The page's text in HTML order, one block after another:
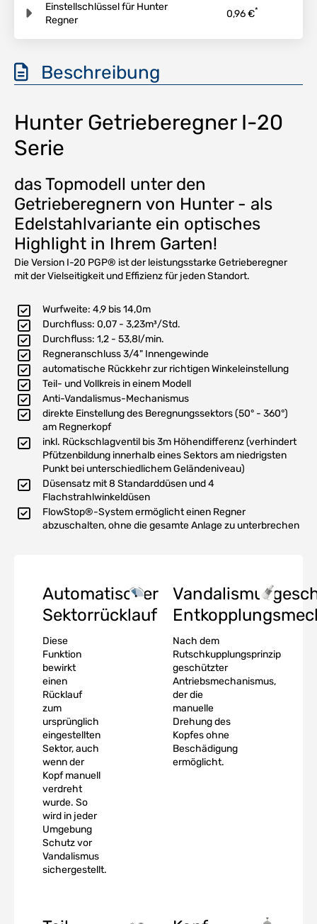
Einstellschlüssel für Hunter
Regner
0,96 €*
Beschreibung
Hunter Getrieberegner I-20
Serie
das Topmodell unter den
Getrieberegnern von Hunter - als
Edelstahlvariante ein optisches
Highlight in Ihrem Garten!
Die Version I-20 PGP® ist der leistungsstarke Getrieberegner
mit der Vielseitigkeit und Effizienz für jeden Standort.
Wurfweite: 4,9 bis 14,0m
Durchfluss: 0,07 - 3,23m³/Std.
Durchfluss: 1,2 - 53,8l/min.
Regneranschluss 3/4" Innengewinde
automatische Rückkehr zur richtigen Winkeleinstellung
Teil- und Vollkreis in einem Modell
Anti-Vandalismus-Mechanismus
direkte Einstellung des Beregnungssektors (50° - 360°)
am Regnerkopf
inkl. Rückschlagventil bis 3m Höhendifferenz (verhindert
Pfützenbildung innerhalb eines Sektors am niedrigsten
Punkt bei unterschiedlichem Geländeniveau)
Düsensatz mit 8 Standarddüsen und 4
Flachstrahlwinkeldüsen
FlowStop®-System ermöglicht einen Regner
abzuschalten, ohne die gesamte Anlage zu unterbrechen
Automatischer
Sektorrücklauf
Diese
Funktion
bewirkt
einen
Rücklauf
zum
ursprünglich
eingestellten
Sektor, auch
wenn der
Kopf manuell
verdreht
wurde. So
wird in jeder
Umgebung
Schutz vor
Vandalismus
sichergestellt.
Nach dem
Rutschkupplungsprinzip
geschützter
Antriebsmechanismus,
der die
manuelle
Drehung des
Kopfes ohne
Beschädigung
ermöglicht.